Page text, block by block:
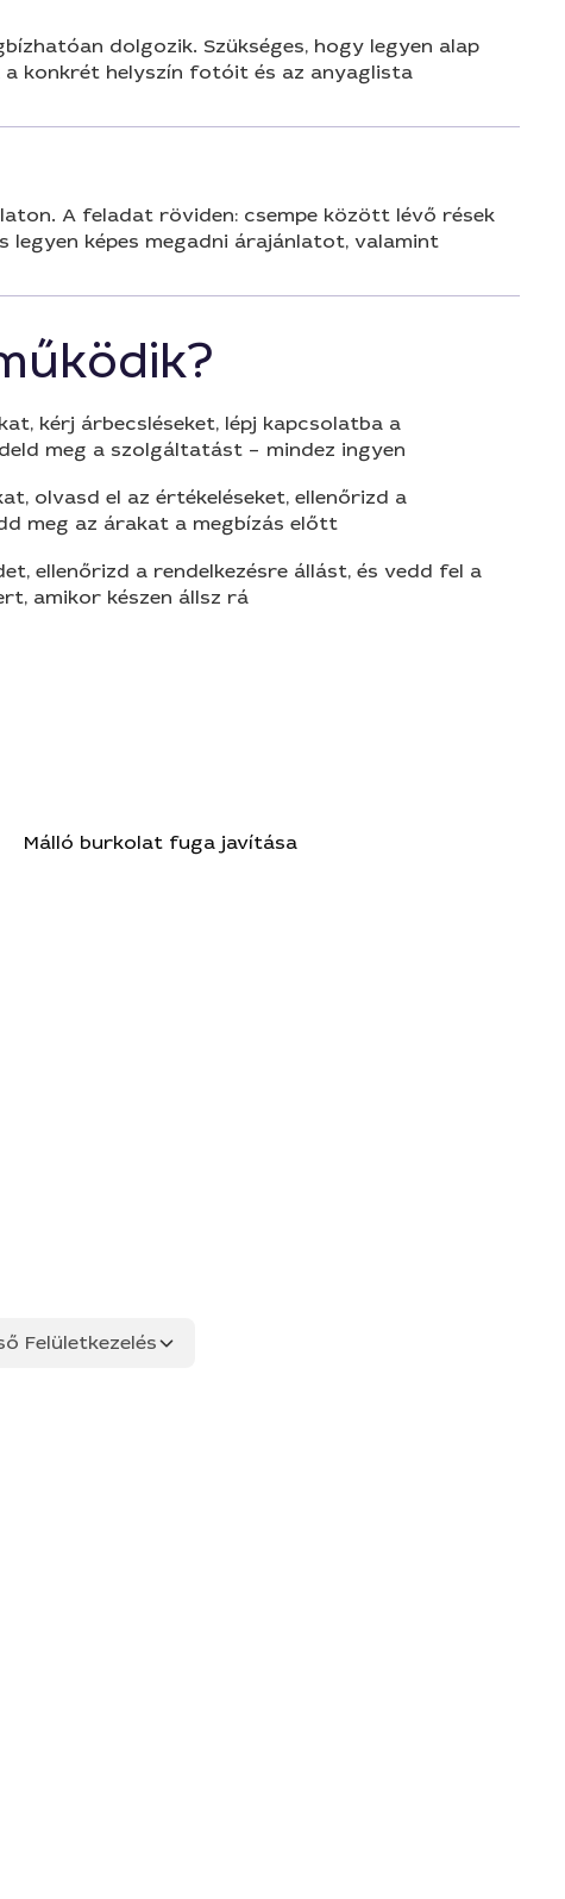
dolgozik. Szükséges, hogy legyen alap
a konkrét helyszín fotóit és az anyaglista
A feladat röviden: csempe között lévő rések
legyen képes megadni árajánlatot, valamint
kérj árbecsléseket, lépj kapcsolatba a
meg a szolgáltatást – mindez ingyen
olvasd el az értékeléseket, ellenőrizd a
meg az árakat a megbízás előtt
ellenőrizd a rendelkezésre állást, és vedd fel a
amikor készen állsz rá
Málló burkolat fuga javítása
Felületkezelés